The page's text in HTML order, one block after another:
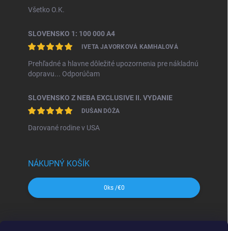
Všetko O.K.
SLOVENSKO 1: 100 000 A4
IVETA JAVORKOVÁ KAMHALOVÁ
Prehľadné a hlavne dôležité upozornenia pre nákladnú
dopravu... Odporúčam
SLOVENSKO Z NEBA EXCLUSIVE II. VYDANIE
DUŠAN DÓŽA
Darované rodine v USA
NÁKUPNÝ KOŠÍK
0 ks /€0